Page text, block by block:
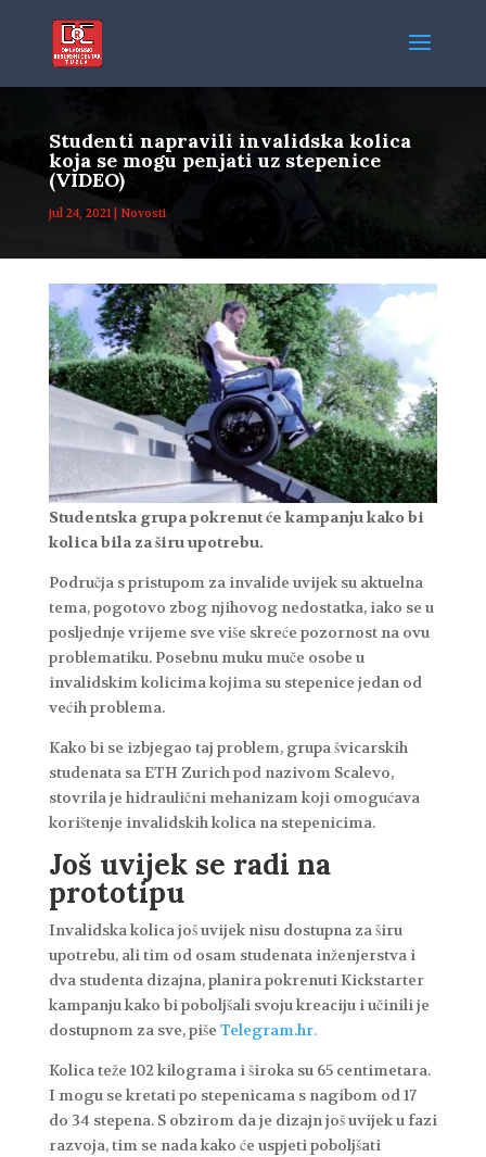
Studenti napravili invalidska kolica
koja se mogu penjati uz stepenice
(VIDEO)
jul 24, 2021| Novosti
Studentska grupa pokrenut će kampanju kako bi
kolica bila za širu upotrebu.
Područja s pristupom za invalide uvijek su aktuelna
tema, pogotovo zbog njihovog nedostatka, iako se u
posljednje vrijeme sve više skreće pozornost na ovu
problematiku. Posebnu muku muče osobe u
invalidskim kolicima kojima su stepenice jedan od
većih problema.
Kako bi se izbjegao taj problem, grupa švicarskih
studenata sa ETH Zurich pod nazivom Scalevo,
stovrila je hidraulični mehanizam koji omogućava
korištenje invalidskih kolica na stepenicima.
Još uvijek se radi na
prototipu
Invalidska kolica još uvijek nisu dostupna za širu
upotrebu, ali tim od osam studenata inženjerstva i
dva studenta dizajna, planira pokrenuti Kickstarter
kampanju kako bi poboljšali svoju kreaciju i učinili je
dostupnom za sve, piše Telegram.hr.
Kolica teže 102 kilograma i široka su 65 centimetara.
I mogu se kretati po stepenicama s nagibom od 17
do 34 stepena. S obzirom da je dizajn još uvijek u fazi
razvoja, tim se nada kako će uspjeti poboljšati